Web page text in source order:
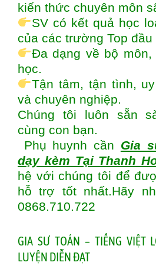
kiến thức chuyên môn
SV có kết quả học
của các trường Top đầu
Đa dạng về bộ
học.
Tận tâm, tận tình,
và chuyên nghiệp.
Chúng tôi luôn sẵn
cùng con bạn.
Phụ huynh cần Gia
dạy kèm Tại Thanh
hệ với chúng tôi để
hỗ trợ tốt nhất.Hãy
0868.710.722
GIA SƯ TOÁN – TIẾNG VIỆT
LUYỆN DIỄN ĐẠT